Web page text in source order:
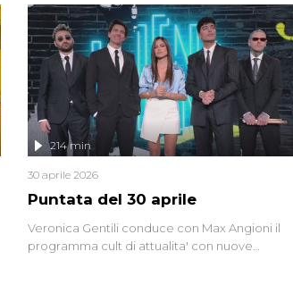
alternative, dei sospetti globali e del
complottismo che negli ultimi anni hanno
invaso social network, talk show, piazze digitali
e immaginario collettivo.
Puntata del 30 aprile
214 min
30 aprile 2026
Veronica Gentili conduce con Max Angioni il
programma cult di attualita' con nuove